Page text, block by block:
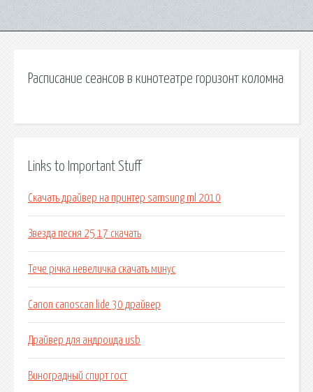
Расписание сеансов в кинотеатре горизонт коломна
Links to Important Stuff
Скачать драйвер на принтер samsung ml 2010
Звезда песня 25 17 скачать
Тече річка невеличка скачать минус
Canon canoscan lide 30 драйвер
Драйвер для андроида usb
Виноградный спирт гост